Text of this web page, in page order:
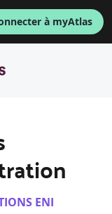
à myAtlas
ENI